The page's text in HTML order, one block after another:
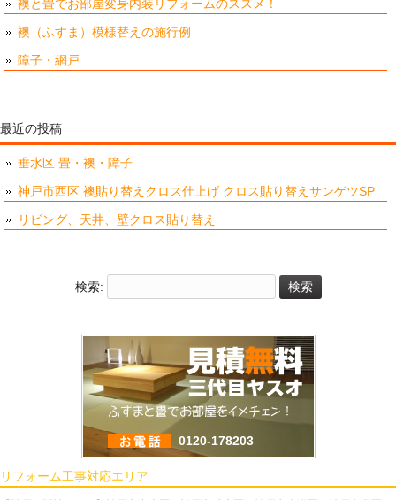
襖と畳でお部屋変身内装リフォームのススメ！
襖（ふすま）模様替えの施行例
障子・網戸
最近の投稿
垂水区 畳・襖・障子
神戸市西区 襖貼り替えクロス仕上げ クロス貼り替えサンゲツSP
リビング、天井、壁クロス貼り替え
検索:
0120-178203
リフォーム工事対応エリア